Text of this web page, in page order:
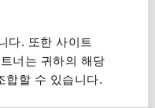
다. 또한 사이트
너는 귀하의 해당
합할 수 있습니다.
철학, 기업 미션이며,